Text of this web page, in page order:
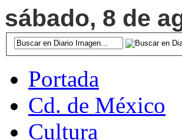
sábado, 8 de
Portada
Cd. de México
Cultura